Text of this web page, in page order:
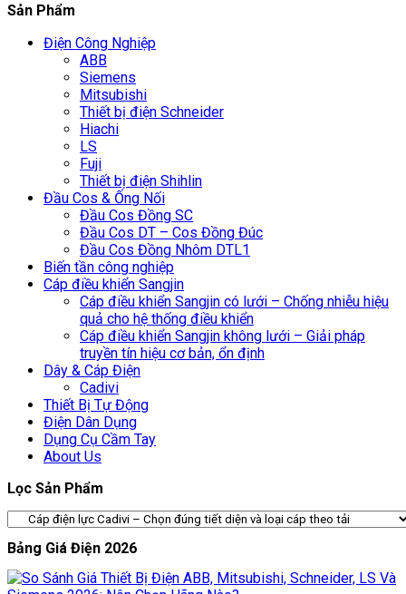
Sản Phẩm
Điện Công Nghiệp
ABB
Siemens
Mitsubishi
Thiết bị điện Schneider
Hiachi
LS
Fuji
Thiết bị điện Shihlin
Đầu Cos & Ống Nối
Đầu Cos Đồng SC
Đầu Cos DT – Cos Đồng Đúc
Đầu Cos Đồng Nhôm DTL1
Biến tần công nghiệp
Cáp điều khiển Sangjin
Cáp điều khiển Sangjin có lưới – Chống nhiễu hiệu
quả cho hệ thống điều khiển
Cáp điều khiển Sangjin không lưới – Giải pháp
truyền tín hiệu cơ bản, ổn định
Dây & Cáp Điện
Cadivi
Thiết Bị Tự Động
Điện Dân Dụng
Dụng Cụ Cầm Tay
About Us
Lọc Sản Phẩm
Bảng Giá Điện 2026